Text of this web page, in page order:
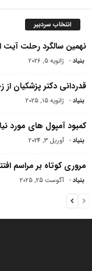
انتخاب سردبیر
نهمین سالگرد رحلت آیت
بنیاد- ژانویه 5, 2026
قدردانی دکتر پزشکیان
بنیاد- ژانویه 15, 2025
کمبود آمپول های مورد
بنیاد- آوریل 3, 2024
مروری کوتاه بر مراسم
بنیاد- آگوست 25, 2025